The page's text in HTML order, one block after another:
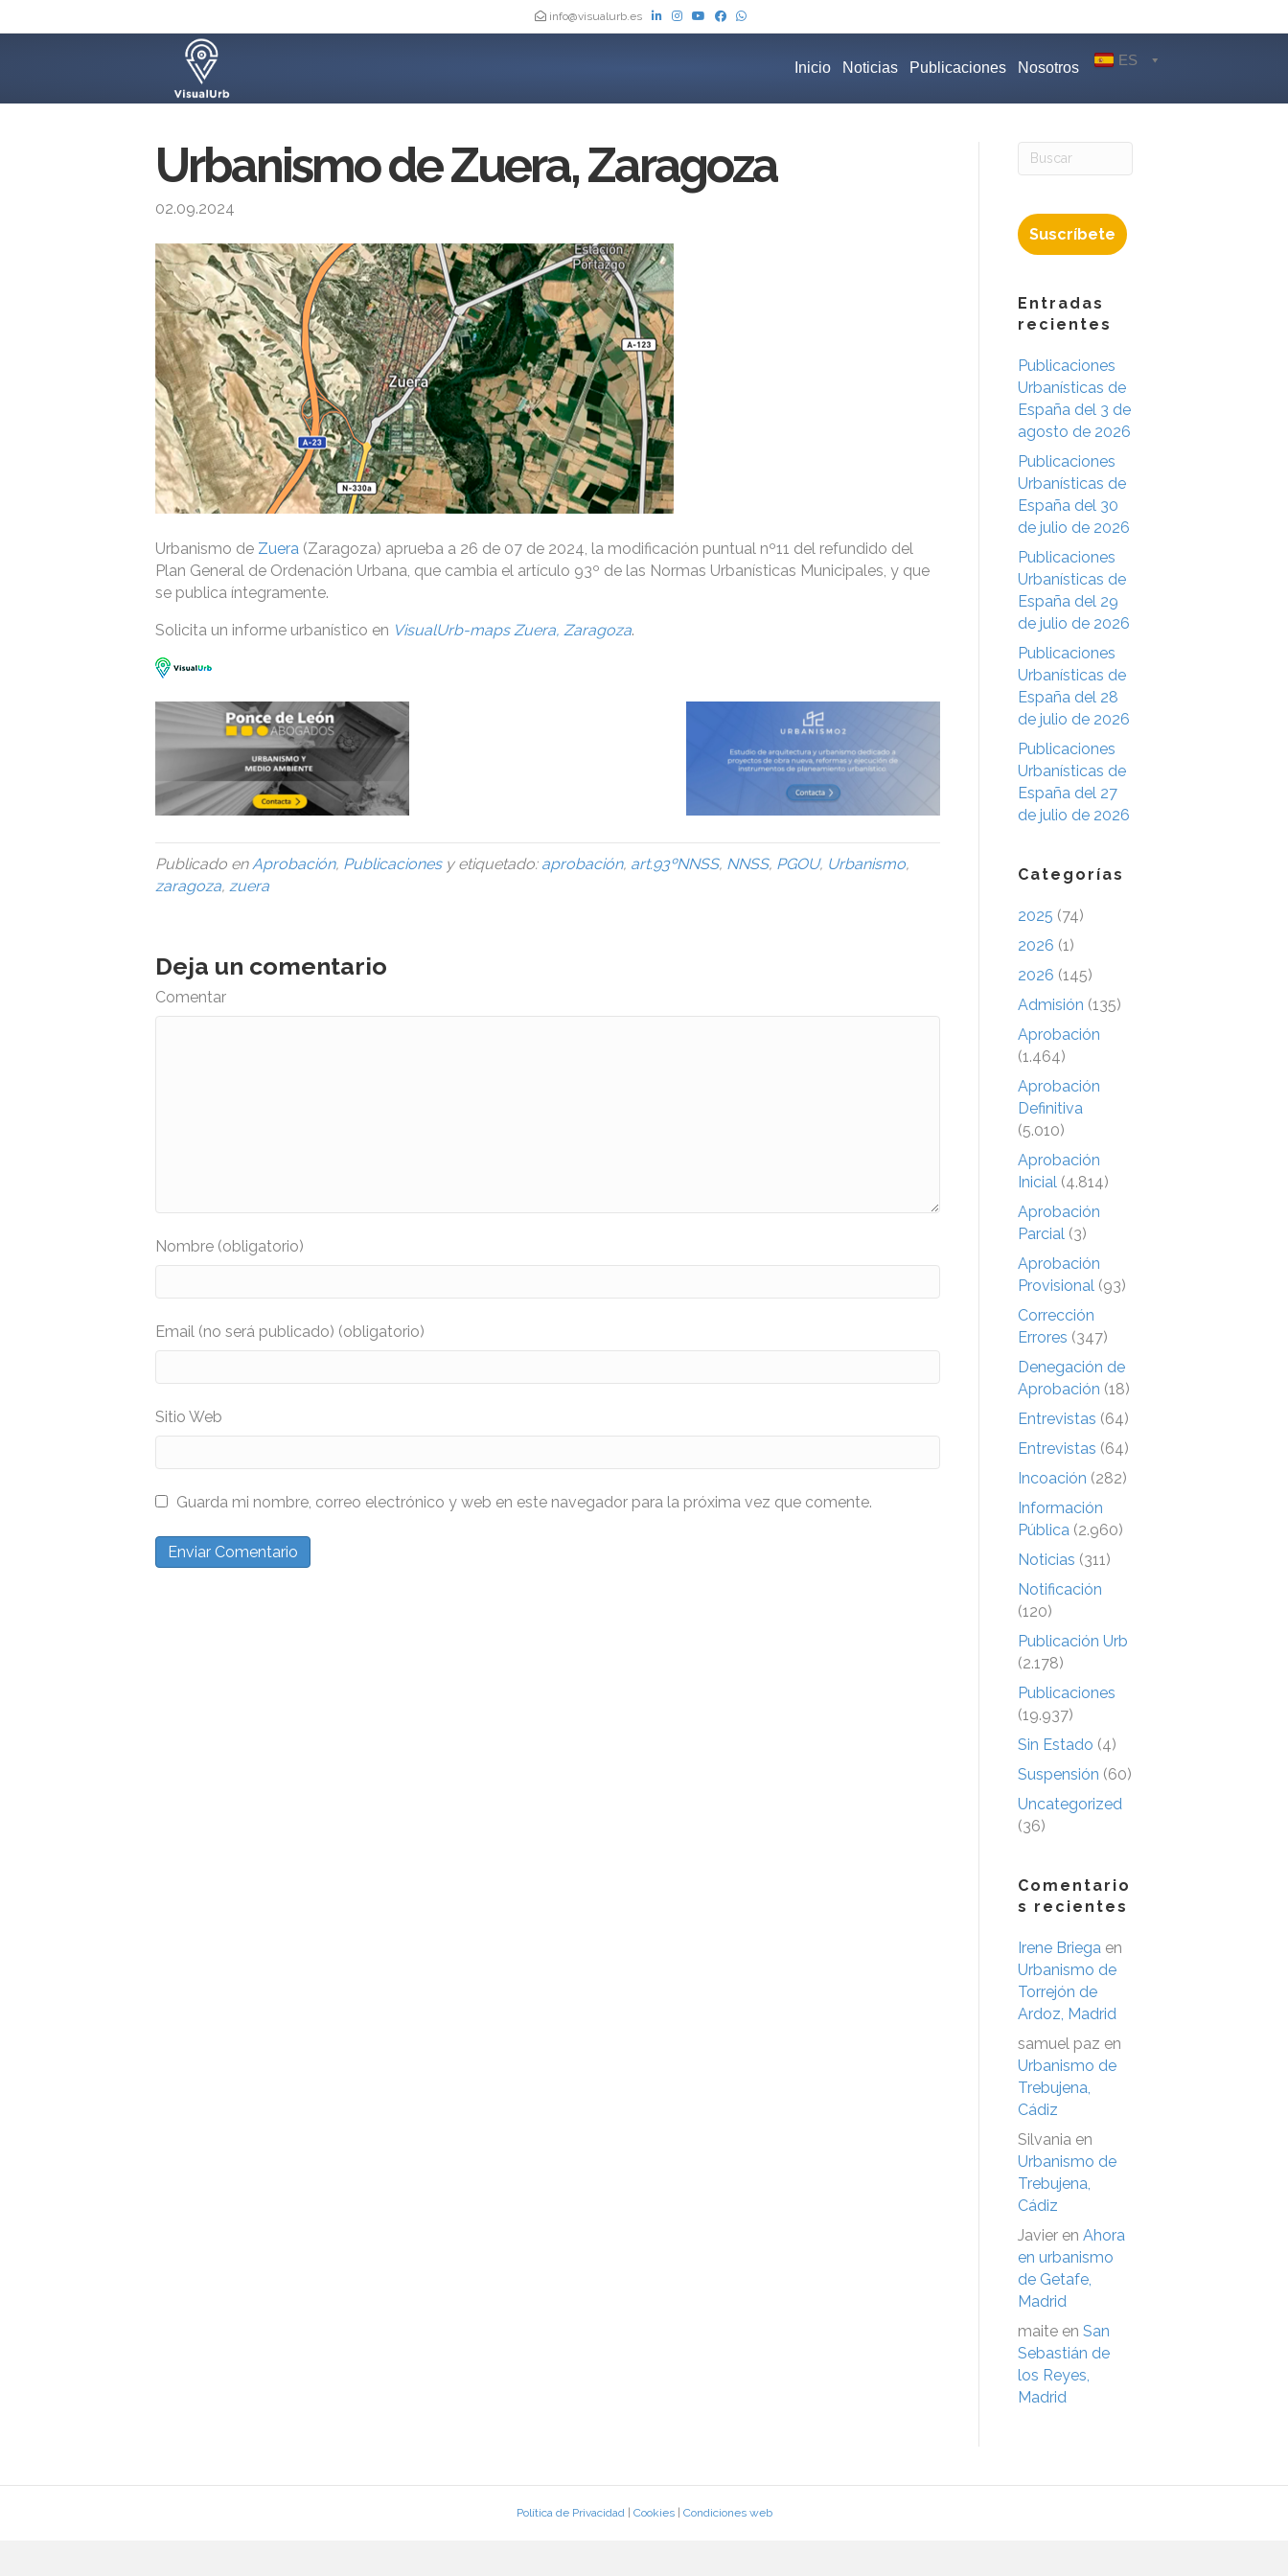
info@visualurb.es
Inicio Noticias Publicaciones Nosotros ES
Urbanismo de Zuera, Zaragoza
02.09.2024
Urbanismo de Zuera (Zaragoza) aprueba a 26 de 07 de 2024, la modificación puntual nº11 del refundido del
Plan General de Ordenación Urbana, que cambia el artículo 93º de las Normas Urbanísticas Municipales, y que
se publica íntegramente.
Solicita un informe urbanístico en VisualUrb-maps Zuera, Zaragoza.
Publicado enAprobación, Publicacionesy etiquetado: aprobación, art.93ºNNSS, NNSS, PGOU, Urbanismo,
zaragoza, zuera
Deja un comentario
Comentar
Nombre (obligatorio)
Email (no será publicado) (obligatorio)
Sitio Web
Guarda mi nombre, correo electrónico y web en este navegador para la próxima vez que comente.
Suscríbete
Entradas
recientes
Publicaciones
Urbanísticas de
España del 3 de
agosto de 2026
Publicaciones
Urbanísticas de
España del 30
de julio de 2026
Publicaciones
Urbanísticas de
España del 29
de julio de 2026
Publicaciones
Urbanísticas de
España del 28
de julio de 2026
Publicaciones
Urbanísticas de
España del 27
de julio de 2026
Categorías
2025 (74)
2026 (1)
2026 (145)
Admisión (135)
Aprobación
(1.464)
Aprobación
Definitiva
(5.010)
Aprobación
Inicial (4.814)
Aprobación
Parcial (3)
Aprobación
Provisional (93)
Corrección
Errores (347)
Denegación de
Aprobación (18)
Entrevistas (64)
Entrevistas (64)
Incoación (282)
Información
Pública (2.960)
Noticias (311)
Notificación
(120)
Publicación Urb
(2.178)
Publicaciones
(19.937)
Sin Estado (4)
Suspensión (60)
Uncategorized
(36)
Comentario
s recientes
Irene Briega en
Urbanismo de
Torrejón de
Ardoz, Madrid
samuel paz en
Urbanismo de
Trebujena,
Cádiz
Silvania en
Urbanismo de
Trebujena,
Cádiz
Javier en Ahora
en urbanismo
de Getafe,
Madrid
maite en San
Sebastián de
los Reyes,
Madrid
Política de Privacidad| Cookies| Condiciones web